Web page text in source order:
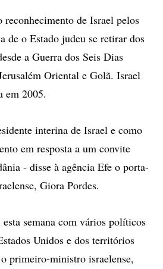
reconhecimento de Israel pelos
de o Estado judeu se retirar dos
a Guerra dos Seis Dias
Oriental e Golã. Israel
em 2005.
interina de Israel e como
em resposta a um convite
- disse à agência Efe o porta-
Giora Pordes.
semana com vários políticos
Unidos e dos territórios
primeiro-ministro israelense,